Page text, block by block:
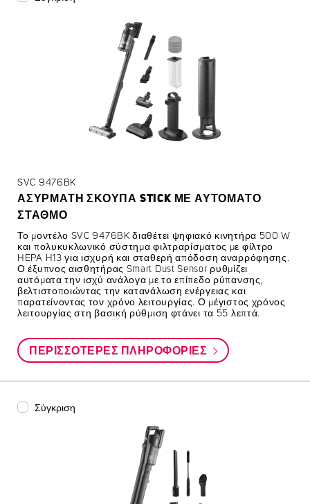
SVC 9476BK
ΑΣΎΡΜΑΤΗ ΣΚΟΎΠΑ STICK ΜΕ ΑΥΤΌΜΑΤΟ
ΣΤΑΘΜΌ
Το μοντέλο SVC 9476BK διαθέτει ψηφιακό κινητήρα 500 W
και πολυκυκλωνικό σύστημα φιλτραρίσματος με φίλτρο
HEPA H13 για ισχυρή και σταθερή απόδοση αναρρόφησης.
Ο έξυπνος αισθητήρας Smart Dust Sensor ρυθμίζει
αυτόματα την ισχύ ανάλογα με το επίπεδο ρύπανσης,
βελτιστοποιώντας την κατανάλωση ενέργειας και
παρατείνοντας τον χρόνο λειτουργίας. Ο μέγιστος χρόνος
λειτουργίας στη βασική ρύθμιση φτάνει τα 55 λεπτά.
ΠΕΡΙΣΣΌΤΕΡΕΣ ΠΛΗΡΟΦΟΡΊΕΣ
Σύγκριση